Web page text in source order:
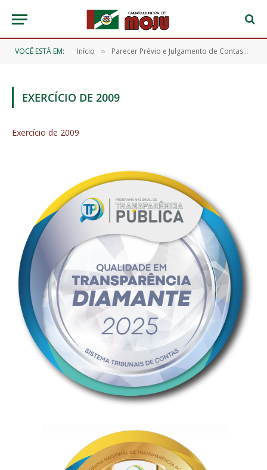
VOCÊ ESTÁ EM: Início » Parecer Prévio e Julgamento de Contas
EXERCÍCIO DE 2009
Exercício de 2009